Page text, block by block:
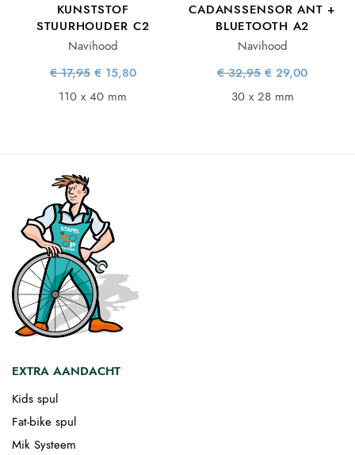
KUNSTSTOF
STUURHOUDER C2
Navihood
€17,95 Oorspronkelijke
prijs was:
€ 17,95.
€ 15,80
110 x 40 mm
CADANSSENSOR ANT +
BLUETOOTH A2
Navihood
€32,95 Oorspronkelijke
prijs was:
€ 32,95.
€ 29,00
30 x 28 mm
EXTRA AANDACHT
Kids spul
Fat-bike spul
Mik Systeem